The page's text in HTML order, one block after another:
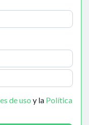
de uso y la Política